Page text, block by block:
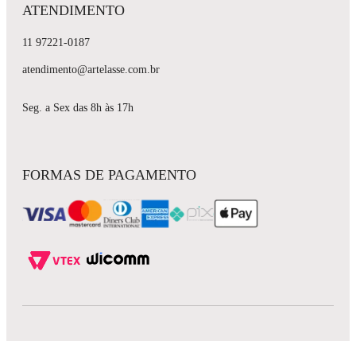
ATENDIMENTO
11 97221-0187
atendimento@artelasse.com.br
Seg. a Sex das 8h às 17h
FORMAS DE PAGAMENTO